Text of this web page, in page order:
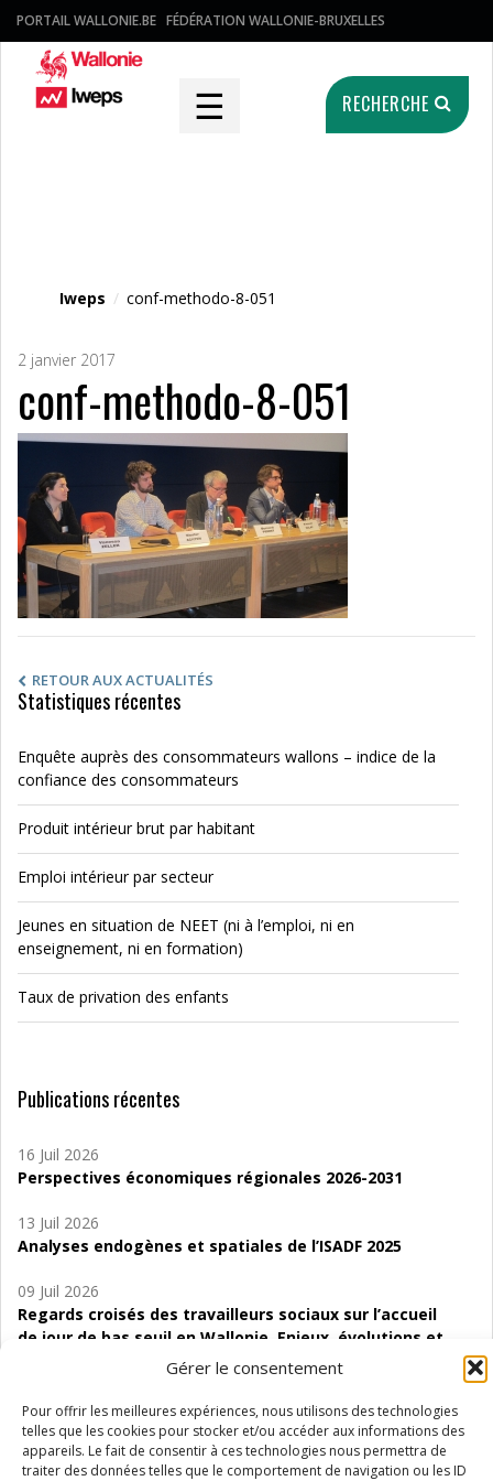
Gérer le consentement
Pour offrir les meilleures expériences, nous utilisons des technologies
telles que les cookies pour stocker et/ou accéder aux informations des
appareils. Le fait de consentir à ces technologies nous permettra de
traiter des données telles que le comportement de navigation ou les ID
PORTAIL WALLONIE.BE FÉDÉRATION WALLONIE-BRUXELLES
☰ RECHERCHE
Iweps / conf-methodo-8-051
2 janvier 2017
conf-methodo-8-051
RETOUR AUX ACTUALITÉS
Statistiques récentes
Enquête auprès des consommateurs wallons – indice de la
confiance des consommateurs
Produit intérieur brut par habitant
Emploi intérieur par secteur
Jeunes en situation de NEET (ni à l’emploi, ni en
enseignement, ni en formation)
Taux de privation des enfants
Publications récentes
16 Juil 2026
Perspectives économiques régionales 2026-2031
13 Juil 2026
Analyses endogènes et spatiales de l’ISADF 2025
09 Juil 2026
Regards croisés des travailleurs sociaux sur l’accueil
de jour de bas seuil en Wallonie. Enjeux, évolutions et
06 Juil 2026
Étude d’évaluabilité des Structures
d’accompagnement à l’autocréation d’emploi (SAACE)